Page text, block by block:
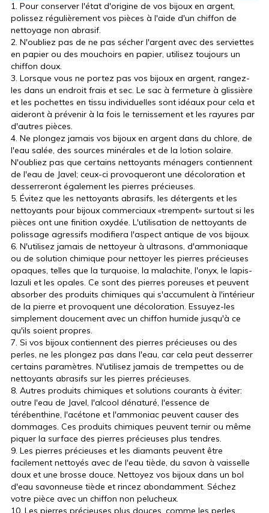
1. Pour conserver l'état d'origine de vos bijoux en argent,
polissez régulièrement vos pièces à l'aide d'un chiffon de
nettoyage non abrasif.
2. N'oubliez pas de ne pas sécher l'argent avec des serviettes
en papier ou des mouchoirs en papier, utilisez toujours un
chiffon doux.
3. Lorsque vous ne portez pas vos bijoux en argent, rangez-
les dans un endroit frais et sec. Le sac à fermeture à glissière
et les pochettes en tissu individuelles sont idéaux pour cela et
aideront à prévenir à la fois le ternissement et les rayures par
d'autres pièces.
4. Ne plongez jamais vos bijoux en argent dans du chlore, de
l'eau salée, des sources minérales et de la lotion solaire.
N'oubliez pas que certains nettoyants ménagers contiennent
de l'eau de Javel; ceux-ci provoqueront une décoloration et
desserreront également les pierres précieuses.
5. Évitez que les nettoyants abrasifs, les détergents et les
nettoyants pour bijoux commerciaux «trempent» surtout si les
pièces ont une finition oxydée. L'utilisation de nettoyants de
polissage agressifs modifiera l'aspect antique de vos bijoux.
6. N'utilisez jamais de nettoyeur à ultrasons, d'ammoniaque
ou de solution chimique pour nettoyer les pierres précieuses
opaques, telles que la turquoise, la malachite, l'onyx, le lapis-
lazuli et les opales. Ce sont des pierres poreuses et peuvent
absorber des produits chimiques qui s'accumulent à l'intérieur
de la pierre et provoquent une décoloration. Essuyez-les
simplement doucement avec un chiffon humide jusqu'à ce
qu'ils soient propres.
7. Si vos bijoux contiennent des pierres précieuses ou des
perles, ne les plongez pas dans l'eau, car cela peut desserrer
certains paramètres. N'utilisez jamais de trempettes ou de
nettoyants abrasifs sur les pierres précieuses.
8. Autres produits chimiques et solutions courants à éviter:
outre l'eau de Javel, l'alcool dénaturé, l'essence de
térébenthine, l'acétone et l'ammoniac peuvent causer des
dommages. Ces produits chimiques peuvent ternir ou même
piquer la surface des pierres précieuses plus tendres.
9. Les pierres précieuses et les diamants peuvent être
facilement nettoyés avec de l'eau tiède, du savon à vaisselle
doux et une brosse douce. Nettoyez vos bijoux dans un bol
d'eau savonneuse tiède et rincez abondamment. Séchez
votre pièce avec un chiffon non pelucheux.
10. Les pierres précieuses plus douces, comme les perles,